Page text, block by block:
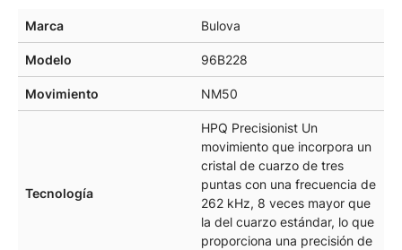
Marca Bulova
Modelo 96B228
Movimiento NM50
Tecnología
HPQ Precisionist Un
movimiento que incorpora un
cristal de cuarzo de tres
puntas con una frecuencia de
262 kHz, 8 veces mayor que
la del cuarzo estándar, lo que
proporciona una precisión de